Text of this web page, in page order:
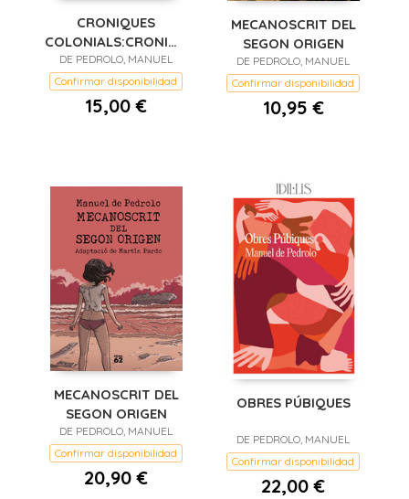
CRONIQUES
COLONIALS:CRONIQUES
D´UNA OCUPACIO
DE PEDROLO, MANUEL
Confirmar disponibilidad
15,00 €
MECANOSCRIT DEL
SEGON ORIGEN
DE PEDROLO, MANUEL
Confirmar disponibilidad
10,95 €
MECANOSCRIT DEL
SEGON ORIGEN
DE PEDROLO, MANUEL
Confirmar disponibilidad
20,90 €
OBRES PÚBIQUES
DE PEDROLO, MANUEL
Confirmar disponibilidad
22,00 €